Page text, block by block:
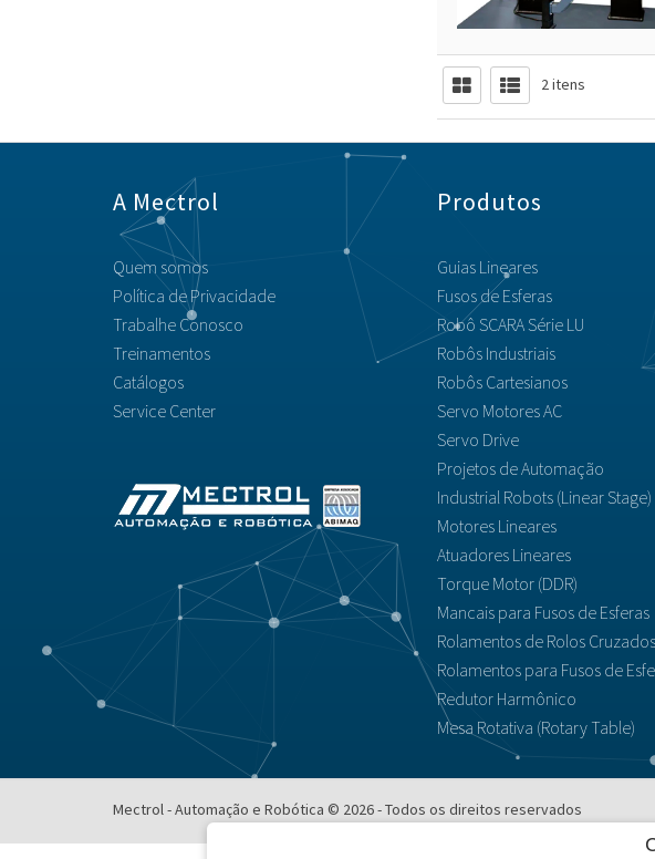
2 itens
A Mectrol
Quem somos
Política de Privacidade
Trabalhe Conosco
Treinamentos
Catálogos
Service Center
Produtos
Guias Lineares
Fusos de Esferas
Robô SCARA Série LU
Robôs Industriais
Robôs Cartesianos
Servo Motores AC
Servo Drive
Projetos de Automação
Industrial Robots (Linear Stage)
Motores Lineares
Atuadores Lineares
Torque Motor (DDR)
Mancais para Fusos de Esferas
Rolamentos de Rolos Cruzados
Rolamentos para Fusos de
Redutor Harmônico
Mesa Rotativa (Rotary Table)
Mectrol - Automação e Robótica © 2026 - Todos os direitos reservados